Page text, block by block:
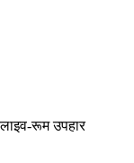
रूम उपहार